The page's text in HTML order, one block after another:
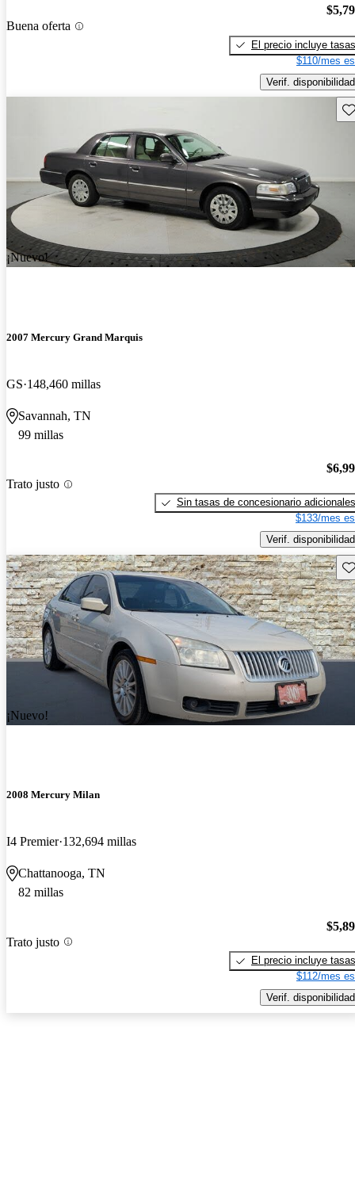
Buena oferta
El precio incluye tasas
$110/mes
Verif. disponibilidad
¡Nuevo!
2007 Mercury Grand Marquis
GS 148,460 millas
Savannah, TN
99 millas
Trato justo
Sin tasas de concesionario adicionales
$133/mes
Verif. disponibilidad
¡Nuevo!
2008 Mercury Milan
I4 Premier 132,694 millas
Chattanooga, TN
82 millas
Trato justo
El precio incluye tasas
$112/mes
Verif. disponibilidad